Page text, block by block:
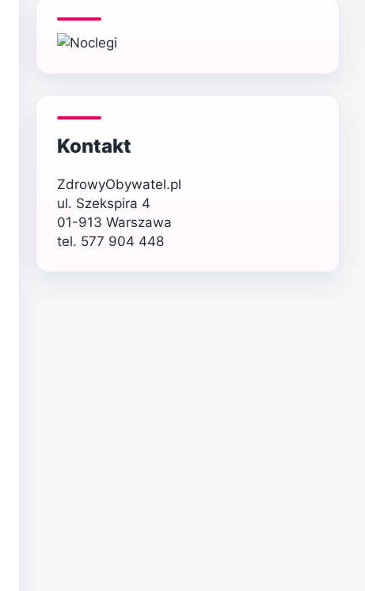
Kontakt
ZdrowyObywatel.pl
ul. Szekspira 4
01-913 Warszawa
tel. 577 904 448